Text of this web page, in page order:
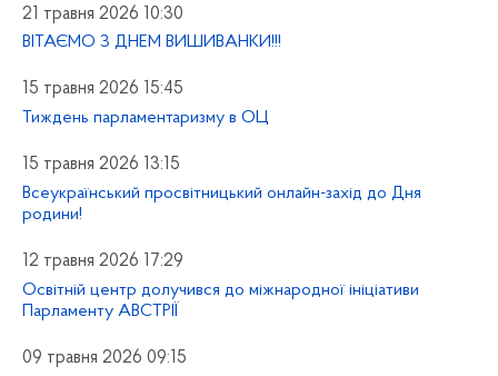
21 травня 2026 10:30
ВІТАЄМО З ДНЕМ ВИШИВАНКИ!!!
15 травня 2026 15:45
Тиждень парламентаризму в ОЦ
15 травня 2026 13:15
Всеукраїнський просвітницький онлайн-захід до Дня
родини!
12 травня 2026 17:29
Освітній центр долучився до міжнародної ініціативи
Парламенту АВСТРІЇ
09 травня 2026 09:15